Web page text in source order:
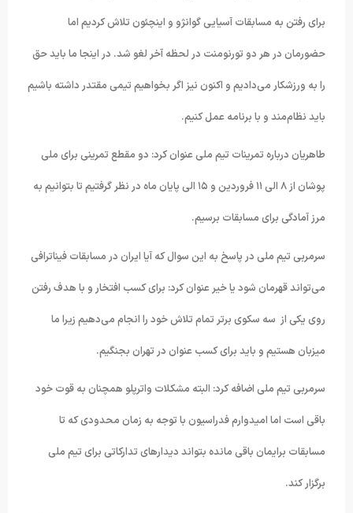
برای رفتن به مسابقات آسیایی گوانژو و اینچئون تلاش کردیم اما
حضورمان در هر دو تورنومنت در لحظه آخر لغو شد. در اینجا ما باید حق
را به ورزشکار می‌دادیم و اکنون نیز اگر بخواهیم تیمی مقتدر داشته باشیم
باید نظام‌مند و با برنامه عمل کنیم.
طاهریان درباره تمرینات تیم ملی عنوان کرد: دو مقطع تمرینی برای ملی
پوشان از ۸ الی ۱۱ فروردین و ۱۵ الی پایان ماه در نظر گرفتیم تا بتوانیم به
مرز آمادگی برای مسابقات برسیم.
سرمربی تیم ملی در پاسخ به این سوال که آیا ایران در مسابقات فیناترافی
می‌تواند قهرمان شود یا خیر عنوان کرد: برای کسب افتخار و با هدف رفتن
روی یکی از سه سکوی بر‌تر تمام تلاش خود را انجام می‌دهیم زیرا ما
میزبان هستیم و باید برای کسب عنوان در تهران بجنگیم.
سرمربی تیم ملی اضافه کرد: البته مشکلات واترپلو همچنان به قوت خود
باقی است اما امیدوارم فدراسیون با توجه به زمان محدودی که تا
مسابقات برایمان باقی مانده بتواند دیدارهای تدارکاتی برای تیم ملی
برگزار کند.